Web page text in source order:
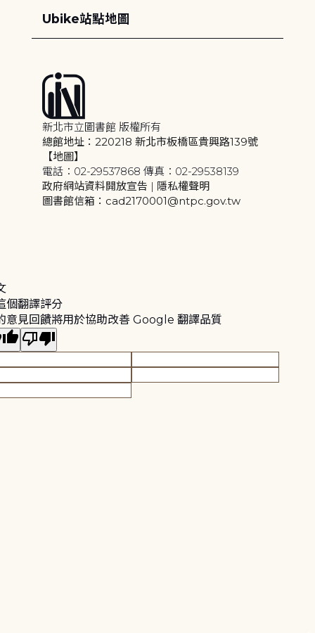
Ubike站點地圖
新北市立圖書館 版權所有
總館地址：220218 新北市板橋區貴興路139號
【地圖】
電話：02-29537868 傳真：02-29538139
政府網站資料開放宣告 | 隱私權聲明
圖書館信箱：cad2170001@ntpc.gov.tw
個翻譯評分
意見回饋將用於協助改善 Google 翻譯品質